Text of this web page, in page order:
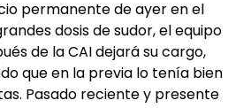
permanente de ayer en el
dosis de sudor, el equipo
de la CAI dejará su cargo,
que en la previa lo tenía bien
Pasado reciente y presente